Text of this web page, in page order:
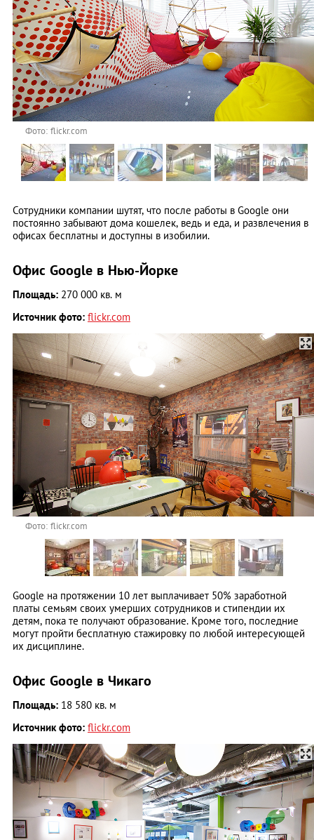
Фото: flickr.com
Сотрудники компании шутят, что после работы в Google они
постоянно забывают дома кошелек, ведь и еда, и развлечения в
офисах бесплатны и доступны в изобилии.
Офис Google в Нью-Йорке
Площадь: 270 000 кв. м
Источник фото: flickr.com
Фото: flickr.com
Google на протяжении 10 лет выплачивает 50% заработной
платы семьям своих умерших сотрудников и стипендии их
детям, пока те получают образование. Кроме того, последние
могут пройти бесплатную стажировку по любой интересующей
их дисциплине.
Офис Google в Чикаго
Площадь: 18 580 кв. м
Источник фото: flickr.com